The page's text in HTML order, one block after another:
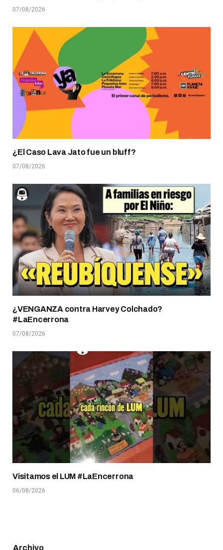
07/08/2026
¿El Caso Lava Jato fue un bluff?
07/08/2026
¿VENGANZA contra Harvey Colchado?
#LaEncerrona
07/08/2026
Visitamos el LUM #LaEncerrona
06/08/2026
Archivo